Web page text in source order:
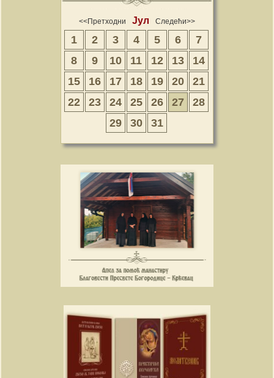
<<Претходни Јул Следећи>>
1 2 3 4 5 6
7
8
9 10 11 12 13
14
15
16 17 18 19 20
21
22
23 24 25 26 27
28
29
30 31